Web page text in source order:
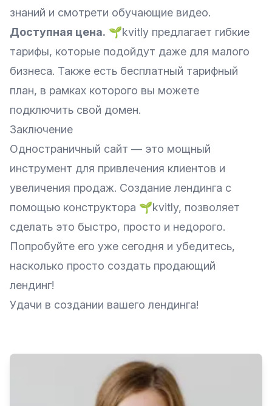
знаний и смотрети обучающие видео.
Доступная цена. 🌱kvitly предлагает гибкие
тарифы, которые подойдут даже для малого
бизнеса. Также есть бесплатный тарифный
план, в рамках которого вы можете
подключить свой домен.
Заключение
Одностраничный сайт — это мощный
инструмент для привлечения клиентов и
увеличения продаж. Создание лендинга с
помощью конструктора 🌱kvitly, позволяет
сделать это быстро, просто и недорого.
Попробуйте его уже сегодня и убедитесь,
насколько просто создать продающий
лендинг!
Удачи в создании вашего лендинга!